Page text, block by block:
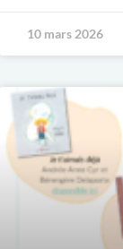
10 mars 2026